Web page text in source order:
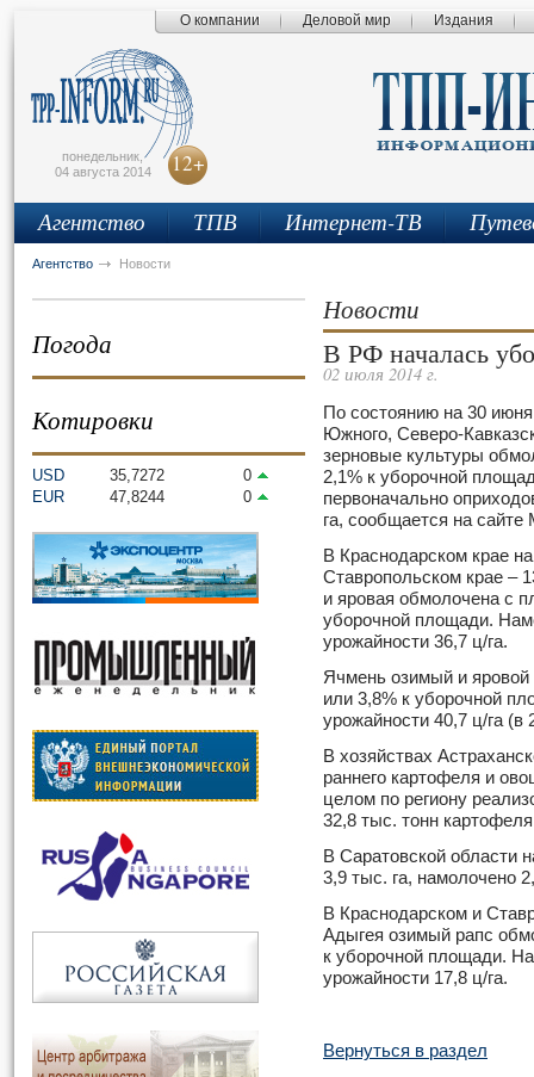
О компании Деловой мир Издания
понедельник,
04 августа 2014
12+
Агентство ТПВ Интернет-ТВ
Агентство Новости
Погода
Котировки
USD 35,7272
0
EUR
47,8244 0
Новости
В РФ началась
02 июля 2014 г.
По состоянию на 30
Южного, Северо-
зерновые культуры
2,1% к уборочной
первоначально
га, сообщается на сайте
В Краснодарском крае
Ставропольском крае –
и яровая обмолочена с
уборочной площади.
урожайности 36,7 ц/га.
Ячмень озимый и
или 3,8% к уборочной
урожайности 40,7 ц/га (в
В хозяйствах
раннего картофеля и
целом по региону
32,8 тыс. тонн
В Саратовской области
3,9 тыс. га, намолочено
В Краснодарском и
Адыгея озимый рапс
к уборочной площади.
урожайности 17,8 ц/га.
Вернуться в раздел